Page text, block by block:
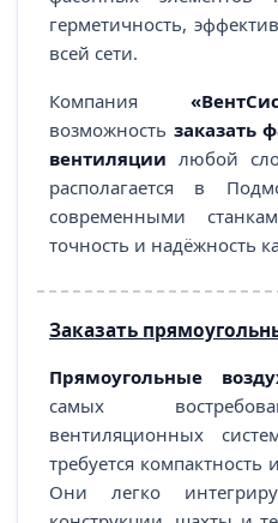
герметичность,
всей сети.
Компания
возможность заказать
вентиляции любой
располагается в
современными
точность и надёжность
Заказать
Прямоугольные
самых
вентиляционных
требуется
Они легко